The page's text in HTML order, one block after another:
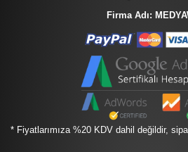
Firma Adı:
* Fiyatlarımıza %20 KDV dahil değildir,